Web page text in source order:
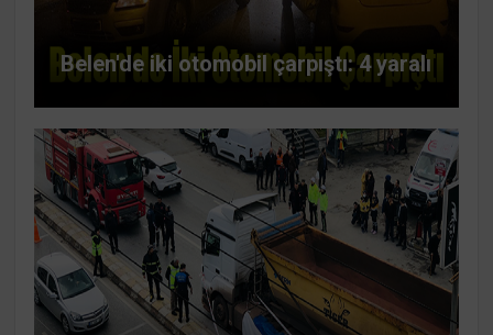
Belen'de iki otomobil çarpıştı: 4 yaralı